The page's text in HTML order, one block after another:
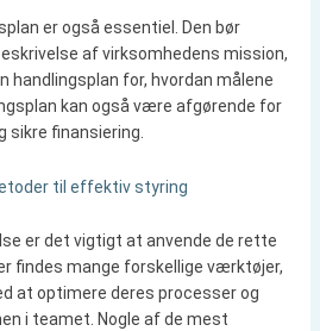
er også essentiel. Den bør
af virksomhedens mission,
handlingsplan for, hvordan målene
kan også være afgørende for
finansiering.
til effektiv styring
er det vigtigt at anvende de rette
findes mange forskellige værktøjer,
at optimere deres processer og
i teamet. Nogle af de mest